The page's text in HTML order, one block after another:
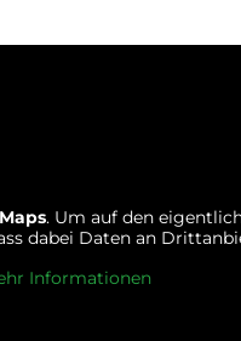
. Um auf den
dabei Daten an
Informationen